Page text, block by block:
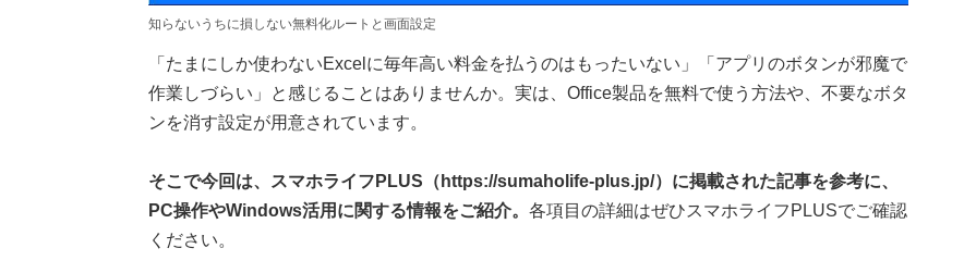
知らないうちに損しない無料化ルートと画面設定
「たまにしか使わないExcelに毎年高い料金を払うのはもったいない」「アプリのボタンが邪魔で
作業しづらい」と感じることはありませんか。実は、Office製品を無料で使う方法や、不要なボタ
ンを消す設定が用意されています。
そこで今回は、スマホライフPLUS（https://sumaholife-plus.jp/）に掲載された記事を参考に、
PC操作やWindows活用に関する情報をご紹介。 各項目の詳細はぜひスマホライフPLUSでご確認
ください。